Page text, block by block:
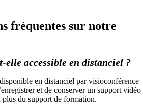
fréquentes sur notre
elle accessible en distanciel ?
en distanciel par visioconférence
et de conserver un support vidéo
du support de formation.